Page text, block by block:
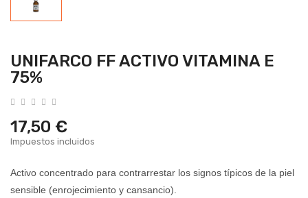
UNIFARCO FF ACTIVO VITAMINA E
75%
17,50 €
Impuestos incluidos
​​Activo concentrado para contrarrestar los signos típicos de la piel
sensible (enrojecimiento y cansancio).